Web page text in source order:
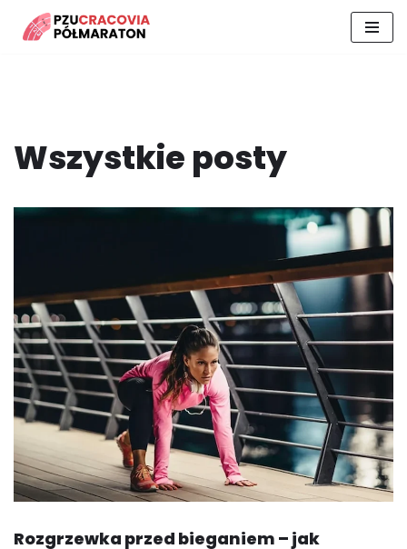
Wszystkie posty
Rozgrzewka przed bieganiem – jak